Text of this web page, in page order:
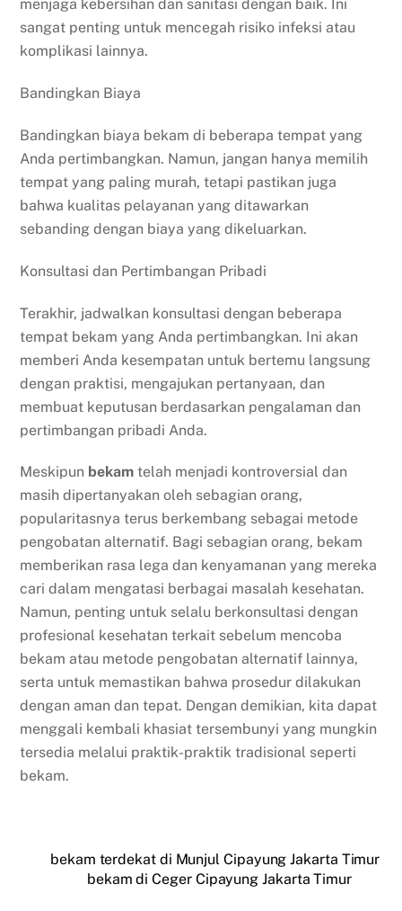
menjaga kebersihan dan sanitasi dengan baik. Ini
sangat penting untuk mencegah risiko infeksi atau
komplikasi lainnya.
Bandingkan Biaya
Bandingkan biaya bekam di beberapa tempat yang
Anda pertimbangkan. Namun, jangan hanya memilih
tempat yang paling murah, tetapi pastikan juga
bahwa kualitas pelayanan yang ditawarkan
sebanding dengan biaya yang dikeluarkan.
Konsultasi dan Pertimbangan Pribadi
Terakhir, jadwalkan konsultasi dengan beberapa
tempat bekam yang Anda pertimbangkan. Ini akan
memberi Anda kesempatan untuk bertemu langsung
dengan praktisi, mengajukan pertanyaan, dan
membuat keputusan berdasarkan pengalaman dan
pertimbangan pribadi Anda.
Meskipun bekam telah menjadi kontroversial dan
masih dipertanyakan oleh sebagian orang,
popularitasnya terus berkembang sebagai metode
pengobatan alternatif. Bagi sebagian orang, bekam
memberikan rasa lega dan kenyamanan yang mereka
cari dalam mengatasi berbagai masalah kesehatan.
Namun, penting untuk selalu berkonsultasi dengan
profesional kesehatan terkait sebelum mencoba
bekam atau metode pengobatan alternatif lainnya,
serta untuk memastikan bahwa prosedur dilakukan
dengan aman dan tepat. Dengan demikian, kita dapat
menggali kembali khasiat tersembunyi yang mungkin
tersedia melalui praktik-praktik tradisional seperti
bekam.
bekam terdekat di Munjul Cipayung Jakarta Timur
bekam di Ceger Cipayung Jakarta Timur